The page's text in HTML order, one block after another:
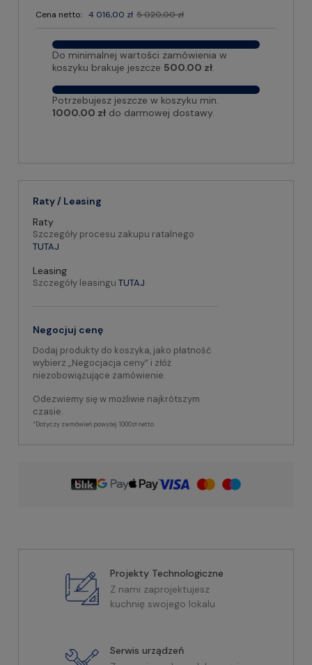
Cena netto: 4 016,00 zł 5 020,00 zł
Do minimalnej wartości zamówienia w
koszyku brakuje jeszcze 500.00 zł.
Potrzebujesz jeszcze w koszyku min.
1000.00 zł do darmowej dostawy.
Raty / Leasing
Raty
Szczegóły procesu zakupu ratalnego
TUTAJ
Leasing
Szczegóły leasingu TUTAJ
Negocjuj cenę
Dodaj produkty do koszyka, jako płatność
wybierz „Negocjacja ceny” i złóż
niezobowiązujące zamówienie.
Odezwiemy się w możliwie najkrótszym
czasie.
*Dotyczy zamówień powyżej 1000zł netto
Projekty Technologiczne
Z nami zaprojektujesz
kuchnię swojego lokalu
Serwis urządzeń